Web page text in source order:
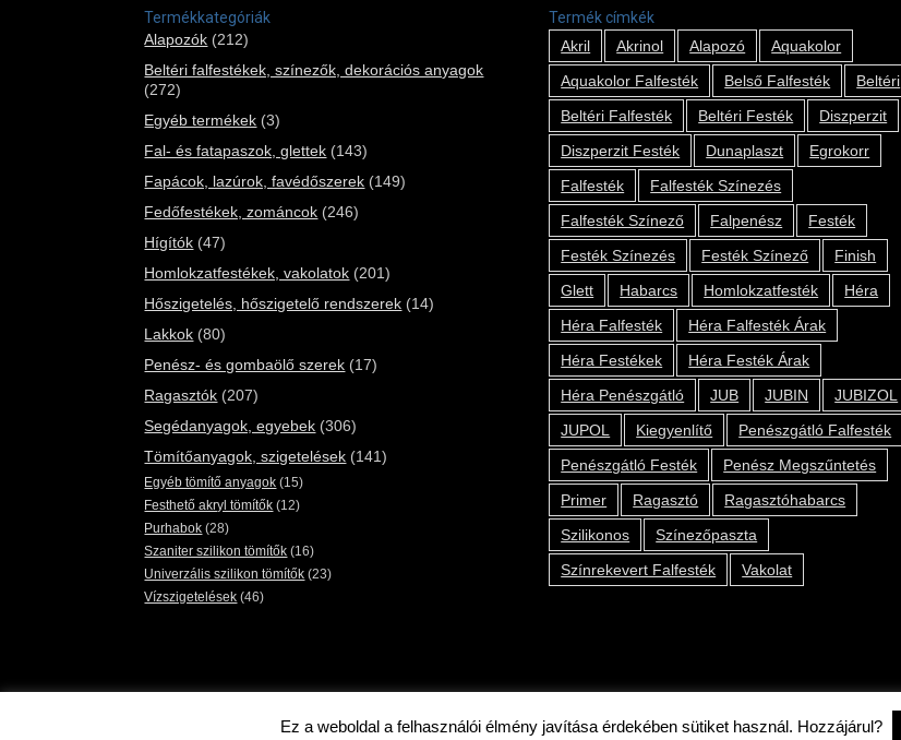
Termékkategóriák
Alapozók (212)
Beltéri falfestékek, színezők, dekorációs anyagok
(272)
Egyéb termékek (3)
Fal- és fatapaszok, glettek (143)
Fapácok, lazúrok, favédőszerek (149)
Fedőfestékek, zománcok (246)
Hígítók (47)
Homlokzatfestékek, vakolatok (201)
Hőszigetelés, hőszigetelő rendszerek (14)
Lakkok (80)
Penész- és gombaölő szerek (17)
Ragasztók (207)
Segédanyagok, egyebek (306)
Tömítőanyagok, szigetelések (141)
Egyéb tömítő anyagok (15)
Festhető akryl tömítők (12)
Purhabok (28)
Szaniter szilikon tömítők (16)
Univerzális szilikon tömítők (23)
Vízszigetelések (46)
Termék címkék
Akril
Akrinol Alapozó
Aquakolor
Aquakolor Falfesték
Belső Falfesték
Beltéri
Beltéri Falfesték
Beltéri Festék
Diszperzit
Diszperzit Festék
Dunaplaszt
Egrokorr
Falfesték
Falfesték Színezés
Falfesték Színező
Falpenész
Festék
Festék Színezés
Festék Színező
Finish
Glett
Habarcs Homlokzatfesték
Héra
Héra Falfesték
Héra Falfesték Árak
Héra Festékek
Héra Festék Árak
Héra Penészgátló
JUB JUBIN
JUBIZOL
JUPOL
Kiegyenlítő
Penészgátló Falfesték
Penészgátló Festék
Penész Megszűntetés
Primer
Ragasztó
Ragasztóhabarcs
Szilikonos
Színezőpaszta
Színrekevert Falfesték
Vakolat
Ez a weboldal a felhasználói élmény javítása érdekében sütiket használ. Hozzájárul?